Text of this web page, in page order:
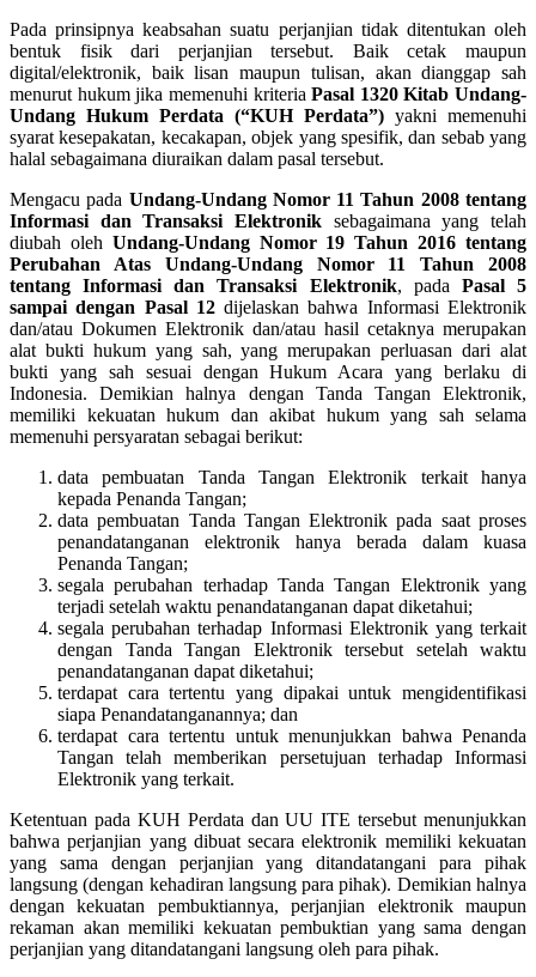
Pada prinsipnya keabsahan suatu perjanjian tidak ditentukan oleh
bentuk fisik dari perjanjian tersebut. Baik cetak maupun
digital/elektronik, baik lisan maupun tulisan, akan dianggap sah
menurut hukum jika memenuhi kriteriaPasal 1320 Kitab Undang-
Undang Hukum Perdata (“KUH Perdata”) yakni memenuhi
syarat kesepakatan, kecakapan, objek yang spesifik, dan sebab yang
halal sebagaimana diuraikan dalam pasal tersebut.
Mengacu pada Undang-Undang Nomor 11 Tahun 2008 tentang
Informasi dan Transaksi Elektronik sebagaimana yang telah
diubah oleh Undang-Undang Nomor 19 Tahun 2016 tentang
Perubahan Atas Undang-Undang Nomor 11 Tahun 2008
tentang Informasi dan Transaksi Elektronik, pada Pasal 5
sampai dengan Pasal 12dijelaskan bahwa Informasi Elektronik
dan/atau Dokumen Elektronik dan/atau hasil cetaknya merupakan
alat bukti hukum yang sah, yang merupakan perluasan dari alat
bukti yang sah sesuai dengan Hukum Acara yang berlaku di
Indonesia. Demikian halnya dengan Tanda Tangan Elektronik,
memiliki kekuatan hukum dan akibat hukum yang sah selama
memenuhi persyaratan sebagai berikut:
data pembuatan Tanda Tangan Elektronik terkait hanya
kepada Penanda Tangan;
data pembuatan Tanda Tangan Elektronik pada saat proses
penandatanganan elektronik hanya berada dalam kuasa
Penanda Tangan;
segala perubahan terhadap Tanda Tangan Elektronik yang
terjadi setelah waktu penandatanganan dapat diketahui;
segala perubahan terhadap Informasi Elektronik yang terkait
dengan Tanda Tangan Elektronik tersebut setelah waktu
penandatanganan dapat diketahui;
terdapat cara tertentu yang dipakai untuk mengidentifikasi
siapa Penandatanganannya; dan
terdapat cara tertentu untuk menunjukkan bahwa Penanda
Tangan telah memberikan persetujuan terhadap Informasi
Elektronik yang terkait.
Ketentuan pada KUH Perdata dan UU ITE tersebut menunjukkan
bahwa perjanjian yang dibuat secara elektronik memiliki kekuatan
yang sama dengan perjanjian yang ditandatangani para pihak
langsung (dengan kehadiran langsung para pihak). Demikian halnya
dengan kekuatan pembuktiannya, perjanjian elektronik maupun
rekaman akan memiliki kekuatan pembuktian yang sama dengan
perjanjian yang ditandatangani langsung oleh para pihak.